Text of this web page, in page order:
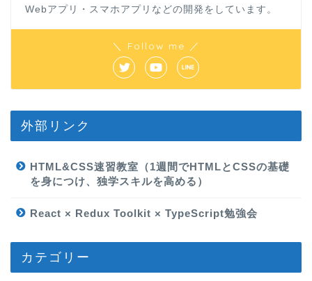
Webアプリ・スマホアプリなどの開発をしています。
＼ Follow me ／
外部リンク
HTML&CSS速習教室（1週間でHTMLとCSSの基礎
を身につけ、独学スキルを高める）
React × Redux Toolkit × TypeScript勉強会
カテゴリー